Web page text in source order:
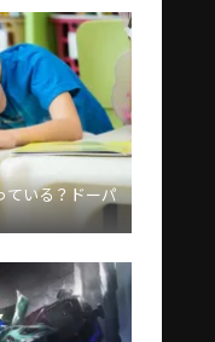
ている？ドーパ